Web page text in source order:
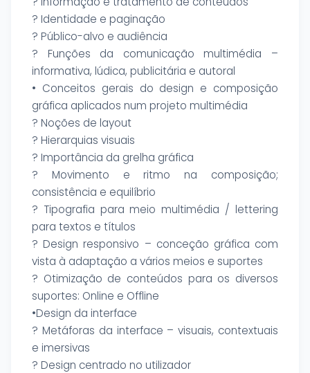
? Identidade e paginação
? Público-alvo e audiência
? Funções da comunicação multimédia –
informativa, lúdica, publicitária e autoral
• Conceitos gerais do design e composição
gráfica aplicados num projeto multimédia
? Noções de layout
? Hierarquias visuais
? Importância da grelha gráfica
? Movimento e ritmo na composição;
consistência e equilíbrio
? Tipografia para meio multimédia / lettering
para textos e títulos
? Design responsivo – conceção gráfica com
vista à adaptação a vários meios e suportes
? Otimização de conteúdos para os diversos
suportes: Online e Offline
•Design da interface
? Metáforas da interface – visuais, contextuais
e imersivas
? Design centrado no utilizador